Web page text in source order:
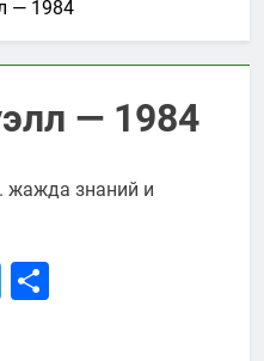
— 1984
— 1984
жажда знаний и
Telegram